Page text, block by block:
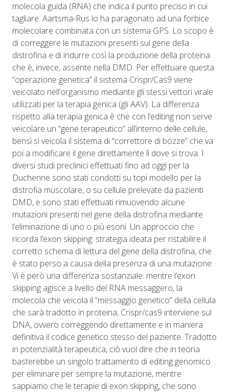
molecola guida (RNA) che indica il punto preciso in cui
tagliare. Aartsma-Rus lo ha paragonato ad una forbice
molecolare combinata con un sistema GPS. Lo scopo è
di correggere le mutazioni presenti sul gene della
distrofina e di indurre così la produzione della proteina
che è, invece, assente nella DMD. Per effettuare questa
“operazione genetica” il sistema Crispr/Cas9 viene
veicolato nell’organismo mediante gli stessi vettori virale
utilizzati per la terapia genica (gli AAV). La differenza
rispetto alla terapia genica è che con l’editing non serve
veicolare un “gene terapeutico” all’interno delle cellule,
bensì si veicola il sistema di “correttore di bozze” che va
poi a modificare il gene direttamente lì dove si trova. I
diversi studi preclinici effettuati fino ad oggi per la
Duchenne sono stati condotti su topi modello per la
distrofia muscolare, o su cellule prelevate da pazienti
DMD, e sono stati effettuati rimuovendo alcune
mutazioni presenti nel gene della distrofina mediante
l’eliminazione di uno o più esoni. Un approccio che
ricorda l’exon skipping: strategia ideata per ristabilire il
corretto schema di lettura del gene della distrofina, che
è stato perso a causa della presenza di una mutazione.
Vi è però una differenza sostanziale: mentre l’exon
skipping agisce a livello del RNA messaggero, la
molecola che veicola il “messaggio genetico” della cellula
che sarà tradotto in proteina, Crispr/cas9 interviene sul
DNA, ovvero correggendo direttamente e in maniera
definitiva il codice genetico stesso del paziente. Tradotto
in potenzialità terapeutica, ciò vuol dire che in teoria
basterebbe un singolo trattamento di editing genomico
per eliminare per sempre la mutazione, mentre
sappiamo che le terapie di exon skipping, che sono